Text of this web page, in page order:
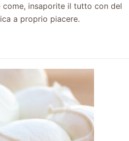
come, insaporite il tutto con del
a proprio piacere.